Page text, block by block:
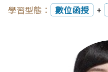
數位函授
+